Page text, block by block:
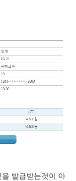
발급받는것이 아